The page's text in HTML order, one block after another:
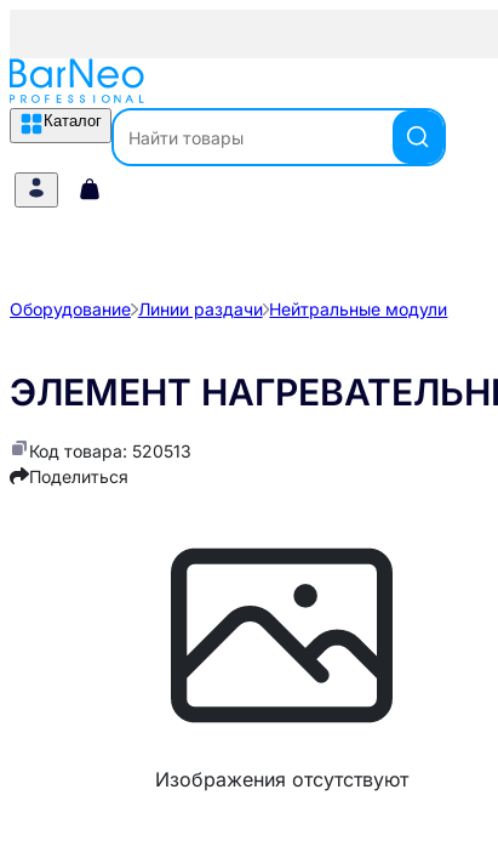
Каталог
Оборудование Линии раздачи Нейтральные модули
ЭЛЕМЕНТ
Код товара: 520513
Поделиться
Изображения отсутствуют